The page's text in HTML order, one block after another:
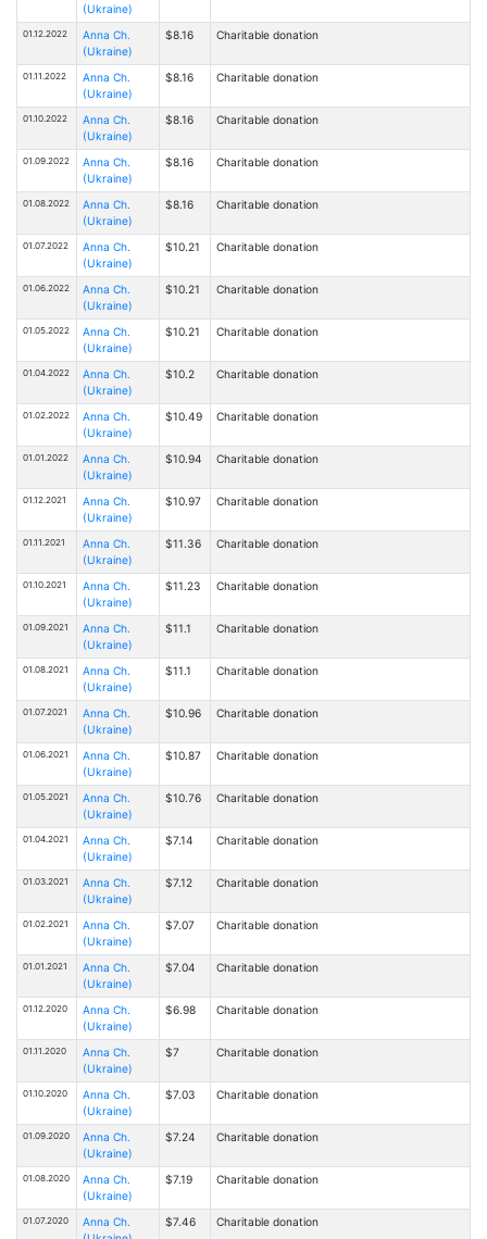
(Ukraine)
01.12.2022
Anna Ch.
(Ukraine)
$8.16 Charitable donation
01.11.2022
Anna Ch.
(Ukraine)
$8.16 Charitable donation
01.10.2022
Anna Ch.
(Ukraine)
$8.16 Charitable donation
01.09.2022
Anna Ch.
(Ukraine)
$8.16 Charitable donation
01.08.2022
Anna Ch.
(Ukraine)
$8.16 Charitable donation
01.07.2022
Anna Ch.
(Ukraine)
$10.21 Charitable donation
01.06.2022
Anna Ch.
(Ukraine)
$10.21 Charitable donation
01.05.2022
Anna Ch.
(Ukraine)
$10.21 Charitable donation
01.04.2022
Anna Ch.
(Ukraine)
$10.2 Charitable donation
01.02.2022
Anna Ch.
(Ukraine)
$10.49 Charitable donation
01.01.2022
Anna Ch.
(Ukraine)
$10.94 Charitable donation
01.12.2021
Anna Ch.
(Ukraine)
$10.97 Charitable donation
01.11.2021
Anna Ch.
(Ukraine)
$11.36 Charitable donation
01.10.2021
Anna Ch.
(Ukraine)
$11.23 Charitable donation
01.09.2021
Anna Ch.
(Ukraine)
$11.1 Charitable donation
01.08.2021
Anna Ch.
(Ukraine)
$11.1 Charitable donation
01.07.2021
Anna Ch.
(Ukraine)
$10.96 Charitable donation
01.06.2021
Anna Ch.
(Ukraine)
$10.87 Charitable donation
01.05.2021
Anna Ch.
(Ukraine)
$10.76 Charitable donation
01.04.2021
Anna Ch.
(Ukraine)
$7.14 Charitable donation
01.03.2021
Anna Ch.
(Ukraine)
$7.12 Charitable donation
01.02.2021
Anna Ch.
(Ukraine)
$7.07 Charitable donation
01.01.2021
Anna Ch.
(Ukraine)
$7.04 Charitable donation
01.12.2020
Anna Ch.
(Ukraine)
$6.98 Charitable donation
01.11.2020
Anna Ch.
(Ukraine)
$7 Charitable donation
01.10.2020
Anna Ch.
(Ukraine)
$7.03 Charitable donation
01.09.2020
Anna Ch.
(Ukraine)
$7.24 Charitable donation
01.08.2020
Anna Ch.
(Ukraine)
$7.19 Charitable donation
01.07.2020
Anna Ch.
$7.46 Charitable donation